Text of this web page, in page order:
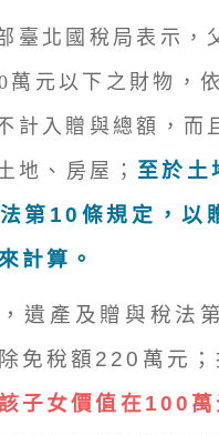
臺北國稅局表示，
萬元以下之財物，
計入贈與總額，而
地、房屋； 至於土
第10條規定，以
計算。
遺產及贈與稅法
免稅額220萬元；
子女價值在100